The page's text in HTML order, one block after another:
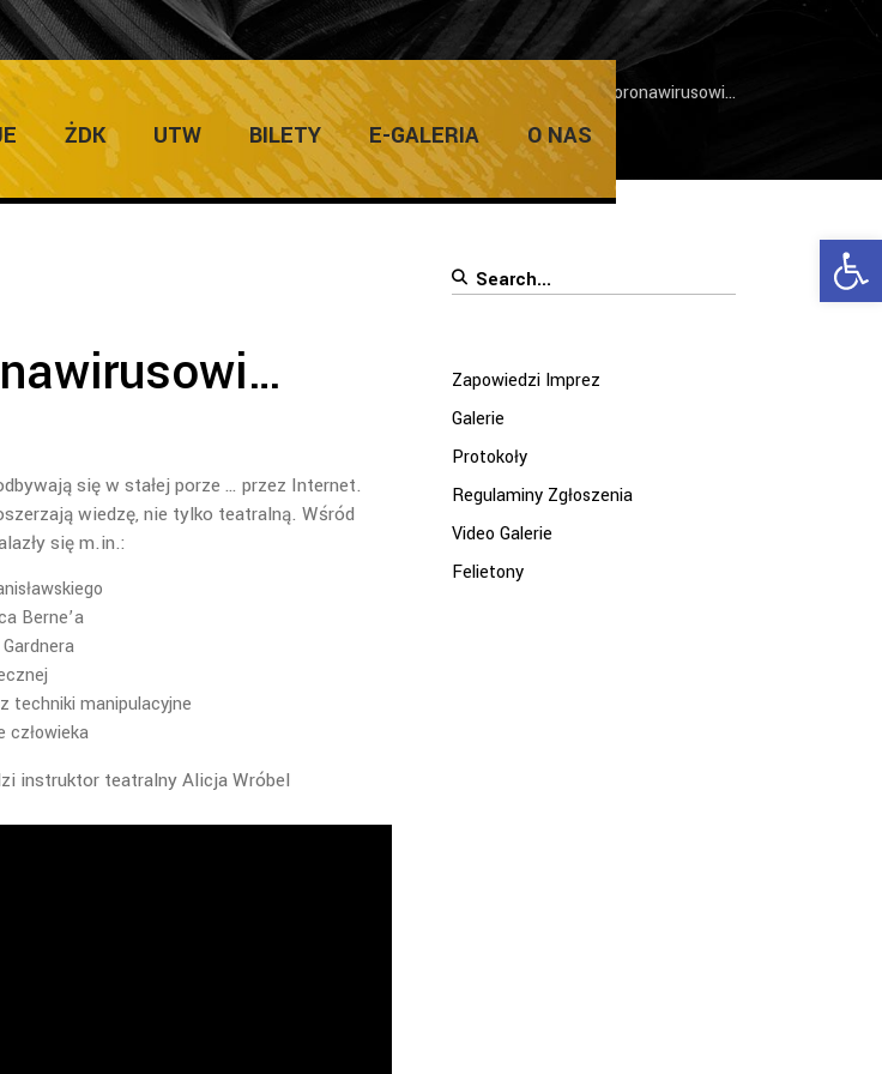
ŻDK UTW BILETY E-GALERIA O NAS
Home/Zapowiedzi Imprez /Nie dajemy się koronawirusowi…
się w stałej porze … przez Internet.
wiedzę, nie tylko teatralną. Wśród
się m.in.:
Berne’a
techniki manipulacyjne
człowieka
instruktor teatralny Alicja Wróbel
Search
Zapowiedzi Imprez
Galerie
Protokoły
Regulaminy Zgłoszenia
Video Galerie
Felietony